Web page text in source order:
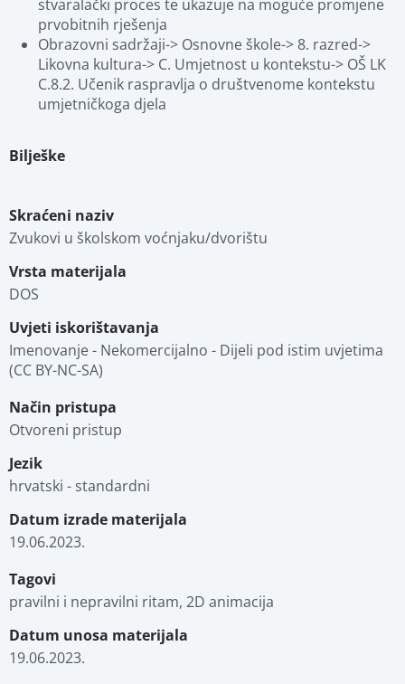
stvaralački proces te ukazuje na moguće promjene
prvobitnih rješenja
Obrazovni sadržaji-> Osnovne škole-> 8. razred->
Likovna kultura-> C. Umjetnost u kontekstu-> OŠ LK
C.8.2. Učenik raspravlja o društvenome kontekstu
umjetničkoga djela
Bilješke
Skraćeni naziv
Zvukovi u školskom voćnjaku/dvorištu
Vrsta materijala
DOS
Uvjeti iskorištavanja
Imenovanje - Nekomercijalno - Dijeli pod istim uvjetima
(CC BY-NC-SA)
Način pristupa
Otvoreni pristup
Jezik
hrvatski - standardni
Datum izrade materijala
19.06.2023.
Tagovi
pravilni i nepravilni ritam, 2D animacija
Datum unosa materijala
19.06.2023.